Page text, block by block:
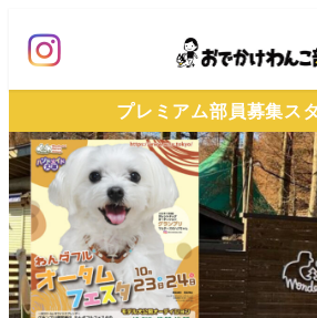
ン
ン
テ
ン
ツ
へ
移
プレミアム部員募集ス